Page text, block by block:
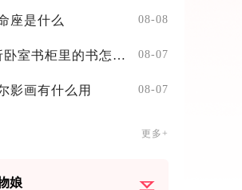
座是什么 08-08
纸嫁衣5第五折卧室书柜里的书怎么摆 08-07
影画有什么用 08-07
更多+
娘